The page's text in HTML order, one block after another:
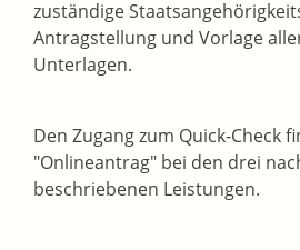
zuständige
Antragstellung und Vorlage
Unterlagen.
Den Zugang zum Quick-Check
"Onlineantrag" bei den drei
beschriebenen Leistungen.